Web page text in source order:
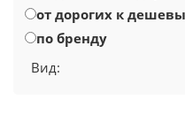
от дорогих к
по бренду
Вид: